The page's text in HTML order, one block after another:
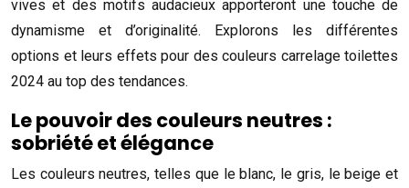
vives et des motifs audacieux apporteront une touche de
dynamisme et d’originalité. Explorons les différentes
options et leurs effets pour des couleurs carrelage toilettes
2024 au top des tendances.
Le pouvoir des couleurs neutres :
sobriété et élégance
Les couleurs neutres, telles que le blanc, le gris, le beige et